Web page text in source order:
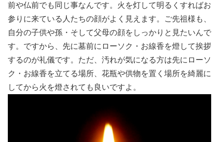
前や仏前でも同じ事なんです。火を灯して明るくすればお
参りに来ている人たちの顔がよく見えます。ご先祖様も、
自分の子供や孫・そして父母の顔をしっかりと見たいんで
す。ですから、先に墓前にローソク・お線香を燈して挨拶
するのが礼儀です。ただ、汚れが気になる方は先にローソ
ク・お線香を立てる場所、花瓶や供物を置く場所を綺麗に
してから火を燈されても良いですよ。